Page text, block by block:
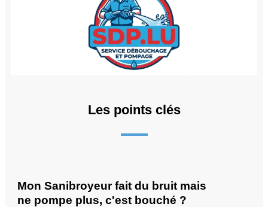
Les points clés
Mon Sanibroyeur fait du bruit mais
ne pompe plus, c'est bouché ?